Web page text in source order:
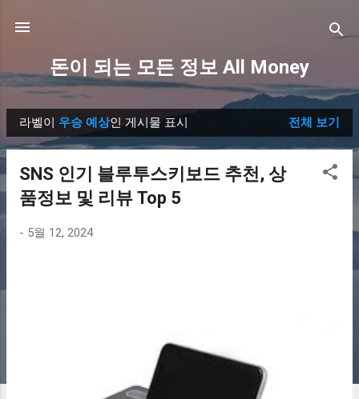
돈이 되는 모든 정보 All Money
글
라벨이 우승 예상인 게시물 표시 전체 보기
SNS 인기 블루투스키보드 추천, 상
품정보 및 리뷰 Top 5
- 5월 12, 2024